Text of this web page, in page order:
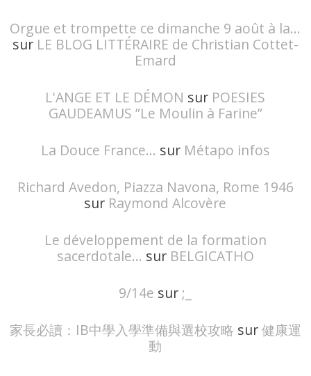
Orgue et trompette ce dimanche 9 août à la...
sur LE BLOG LITTÉRAIRE de Christian Cottet-
Emard
L'ANGE ET LE DÉMON sur POESIES
GAUDEAMUS ”Le Moulin à Farine”
La Douce France... sur Métapo infos
Richard Avedon, Piazza Navona, Rome 1946
sur Raymond Alcovère
Le développement de la formation
sacerdotale... sur BELGICATHO
9/14e sur ;_
家長必讀：IB中學入學準備與選校攻略 sur健康運
動